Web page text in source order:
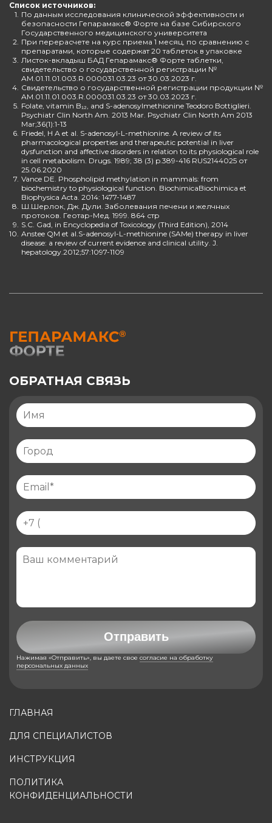
Список источников:
1. По данным исследования клинической эффективности и
безопасности Гепарамакс® Форте на базе Сибирского
Государственного медицинского университета
2. При перерасчете на курс приема 1 месяц, по сравнению с
препаратами, которые содержат 20 таблеток в упаковке
3. Листок-вкладыш БАД Гепарамакс® Форте таблетки,
свидетельство о государственной регистрации №
AM.01.11.01.003.R.000031.03.23 от 30.03.2023 г.
4. Свидетельство о государственной регистрации продукции №
AM.01.11.01.003.R.000031.03.23 от 30.03.2023 г.
5. Folate, vitamin B₁₂, and S-adenosylmethionine Teodoro Bottiglieri.
Psychiatr Clin North Am. 2013 Mar. Psychiatr Clin North Am 2013
Mar;36(1):1-13
6. Friedel, H A et al. S-adenosyl-L-methionine. A review of its
pharmacological properties and therapeutic potential in liver
dysfunction and affective disorders in relation to its physiological role
in cell metabolism. Drugs. 1989; 38 (3) p.389-416 RUS2144025 от
25.06.2020
7. Vance DE. Phospholipid methylation in mammals: from
biochemistry to physiological function. BiochimicaBiochimica et
Biophysica Acta. 2014: 1477-1487
8. Ш.Шерлок, Дж. Дули. Заболевания печени и желчных
протоков. Геотар-Мед. 1999. 864 стр
9. S.C. Gad, in Encyclopedia of Toxicology (Third Edition), 2014
10. Anstee QM et al.S-adenosyl-L-methionine (SAMe) therapy in liver
disease: a review of current evidence and clinical utility. J.
hepatology.2012;57:1097-1109
ГЛАВНАЯ
ДЛЯ СПЕЦИАЛИСТОВ
ИНСТРУКЦИЯ
ПОЛИТИКА
КОНФИДЕНЦИАЛЬНОСТИ
ОБРАТНАЯ СВЯЗЬ
Отправить
Нажимая «Отправить», вы даете свое согласие на обработку
персональных данных